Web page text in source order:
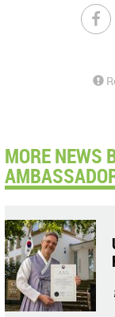
MORE NEWS